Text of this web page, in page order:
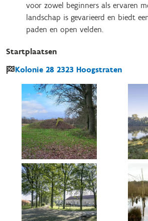
voor zowel beginners als ervaren
landschap is gevarieerd en biedt
paden en open velden.
Startplaatsen
Kolonie 28 2323 Hoogstraten